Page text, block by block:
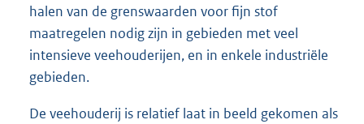
halen van de grenswaarden voor fijn stof
maatregelen nodig zijn in gebieden met veel
intensieve veehouderijen, en in enkele industriële
gebieden.
De veehouderij is relatief laat in beeld gekomen als